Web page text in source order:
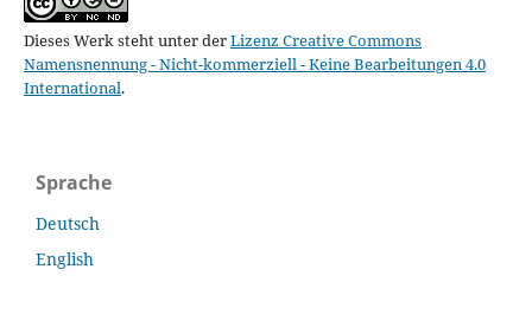
Dieses Werk steht unter derLizenz Creative Commons
Namensnennung - Nicht-kommerziell - Keine Bearbeitungen 4.0
International.
Sprache
Deutsch
English